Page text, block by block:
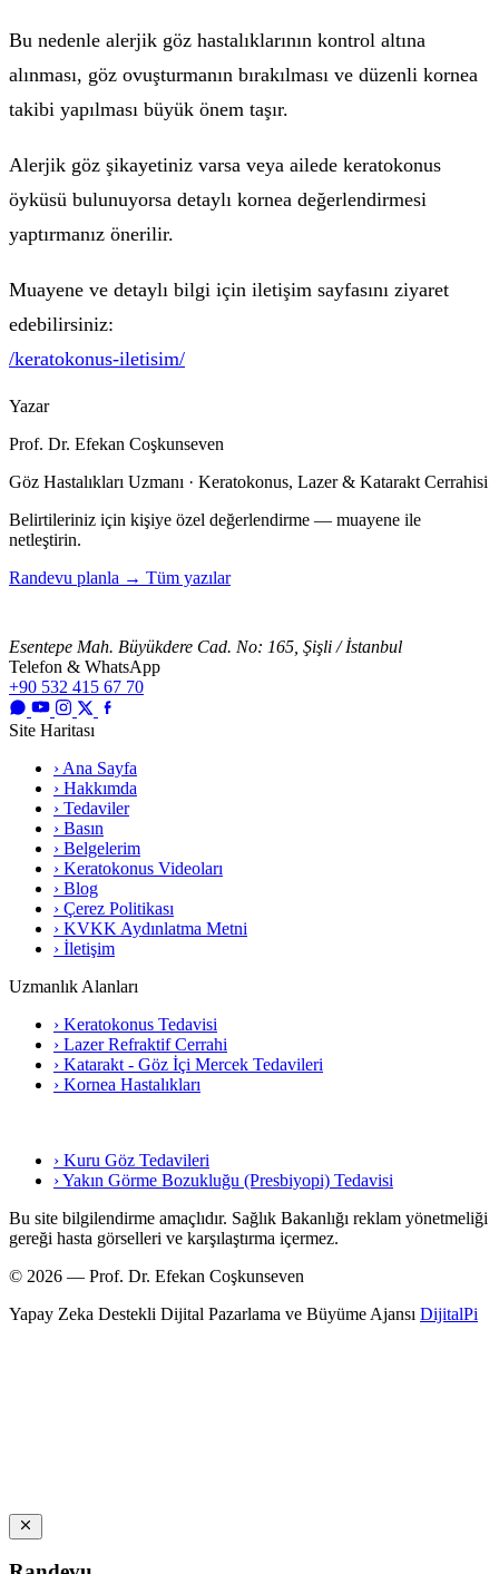
Bu nedenle alerjik göz hastalıklarının kontrol altına
alınması, göz ovuşturmanın bırakılması ve düzenli kornea
takibi yapılması büyük önem taşır.
Alerjik göz şikayetiniz varsa veya ailede keratokonus
öyküsü bulunuyorsa detaylı kornea değerlendirmesi
yaptırmanız önerilir.
Muayene ve detaylı bilgi için iletişim sayfasını ziyaret
edebilirsiniz:
/keratokonus-iletisim/
Yazar
Prof. Dr. Efekan Coşkunseven
Göz Hastalıkları Uzmanı · Keratokonus, Lazer & Katarakt Cerrahisi
Belirtileriniz için kişiye özel değerlendirme — muayene ile
netleştirin.
Randevu planla → Tüm yazılar
Esentepe Mah. Büyükdere Cad. No: 165, Şişli / İstanbul
Telefon & WhatsApp
+90 532 415 67 70
Site Haritası
› Ana Sayfa
› Hakkımda
› Tedaviler
› Basın
› Belgelerim
› Keratokonus Videoları
› Blog
› Çerez Politikası
› KVKK Aydınlatma Metni
› İletişim
Uzmanlık Alanları
› Keratokonus Tedavisi
› Lazer Refraktif Cerrahi
› Katarakt - Göz İçi Mercek Tedavileri
› Kornea Hastalıkları
› Kuru Göz Tedavileri
› Yakın Görme Bozukluğu (Presbiyopi) Tedavisi
Bu site bilgilendirme amaçlıdır. Sağlık Bakanlığı reklam yönetmeliği
gereği hasta görselleri ve karşılaştırma içermez.
© 2026 — Prof. Dr. Efekan Coşkunseven
Yapay Zeka Destekli Dijital Pazarlama ve Büyüme Ajansı DijitalPi